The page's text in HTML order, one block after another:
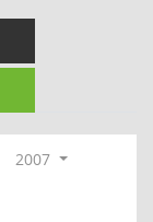
2007